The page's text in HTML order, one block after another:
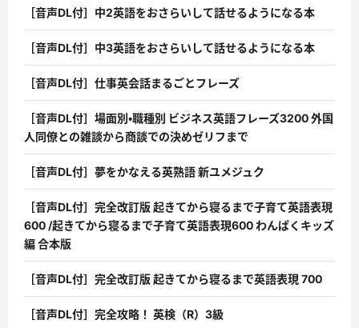
［音声DL付］中2英語をおさらいして話せるようになる本
［音声DL付］中3英語をおさらいして話せるようになる本
［音声DL付］仕事英会話まるごとフレーズ
［音声DL付］場面別・職種別 ビジネス英語フレーズ3200 外国
人同僚との雑談から商談での決めゼリフまで
［音声DL付］夢をかなえる英熟語 新ユメジュク
［音声DL付］完全改訂版 起きてから寝るまで子育て英語表現
600 /起きてから寝るまで子育て英語表現600 わんぱくキッズ
編 合本版
［音声DL付］完全改訂版 起きてから寝るまで英語表現 700
［音声DL付］完全攻略！ 英検（R）3級